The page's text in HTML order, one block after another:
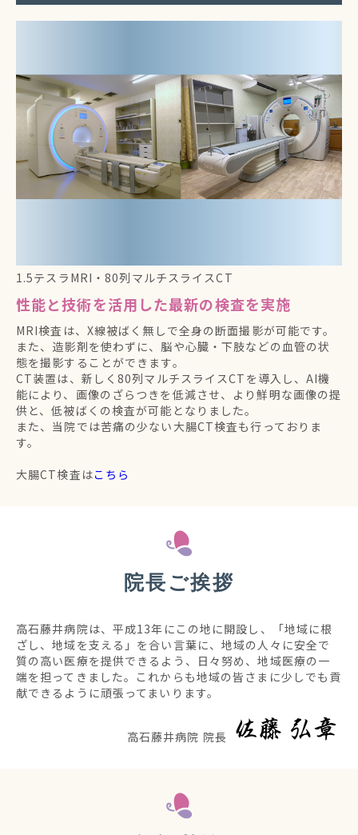
1.5テスラMRI・80列マルチスライスCT
性能と技術を活用した最新の検査を実施
MRI検査は、X線被ばく無しで全身の断面撮影が可能です。
また、造影剤を使わずに、脳や心臓・下肢などの血管の状
態を撮影することができます。
CT装置は、新しく80列マルチスライスCTを導入し、AI機
能により、画像のざらつきを低減させ、より鮮明な画像の提
供と、低被ばくの検査が可能となりました。
また、当院では苦痛の少ない大腸CT検査も行っておりま
す。
大腸CT検査はこちら
院長ご挨拶
高石藤井病院は、平成13年にこの地に開設し、「地域に根
ざし、地域を支える」を合い言葉に、地域の人々に安全で
質の高い医療を提供できるよう、日々努め、地域医療の一
端を担ってきました。これからも地域の皆さまに少しでも貢
献できるように頑張ってまいります。
高石藤井病院 院長